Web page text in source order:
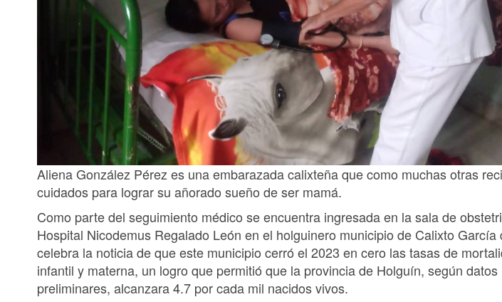
Aliena González Pérez es una embarazada calixteña que como muchas otras
cuidados para lograr su añorado sueño de ser mamá.
Como parte del seguimiento médico se encuentra ingresada en la sala de
Hospital Nicodemus Regalado León en el holguinero municipio de Calixto García
celebra la noticia de que este municipio cerró el 2023 en cero las tasas de
infantil y materna, un logro que permitió que la provincia de Holguín, según datos
preliminares, alcanzara 4.7 por cada mil nacidos vivos.